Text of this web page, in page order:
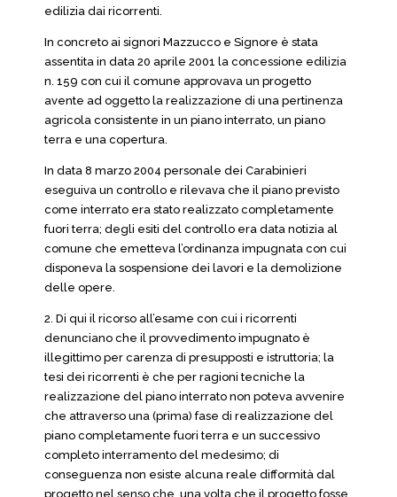
edilizia dai ricorrenti.
In concreto ai signori Mazzucco e Signore è stata
assentita in data 20 aprile 2001 la concessione edilizia
n. 159 con cui il comune approvava un progetto
avente ad oggetto la realizzazione di una pertinenza
agricola consistente in un piano interrato, un piano
terra e una copertura.
In data 8 marzo 2004 personale dei Carabinieri
eseguiva un controllo e rilevava che il piano previsto
come interrato era stato realizzato completamente
fuori terra; degli esiti del controllo era data notizia al
comune che emetteva l’ordinanza impugnata con cui
disponeva la sospensione dei lavori e la demolizione
delle opere.
2. Di qui il ricorso all’esame con cui i ricorrenti
denunciano che il provvedimento impugnato è
illegittimo per carenza di presupposti e istruttoria; la
tesi dei ricorrenti è che per ragioni tecniche la
realizzazione del piano interrato non poteva avvenire
che attraverso una (prima) fase di realizzazione del
piano completamente fuori terra e un successivo
completo interramento del medesimo; di
conseguenza non esiste alcuna reale difformità dal
progetto nel senso che, una volta che il progetto fosse